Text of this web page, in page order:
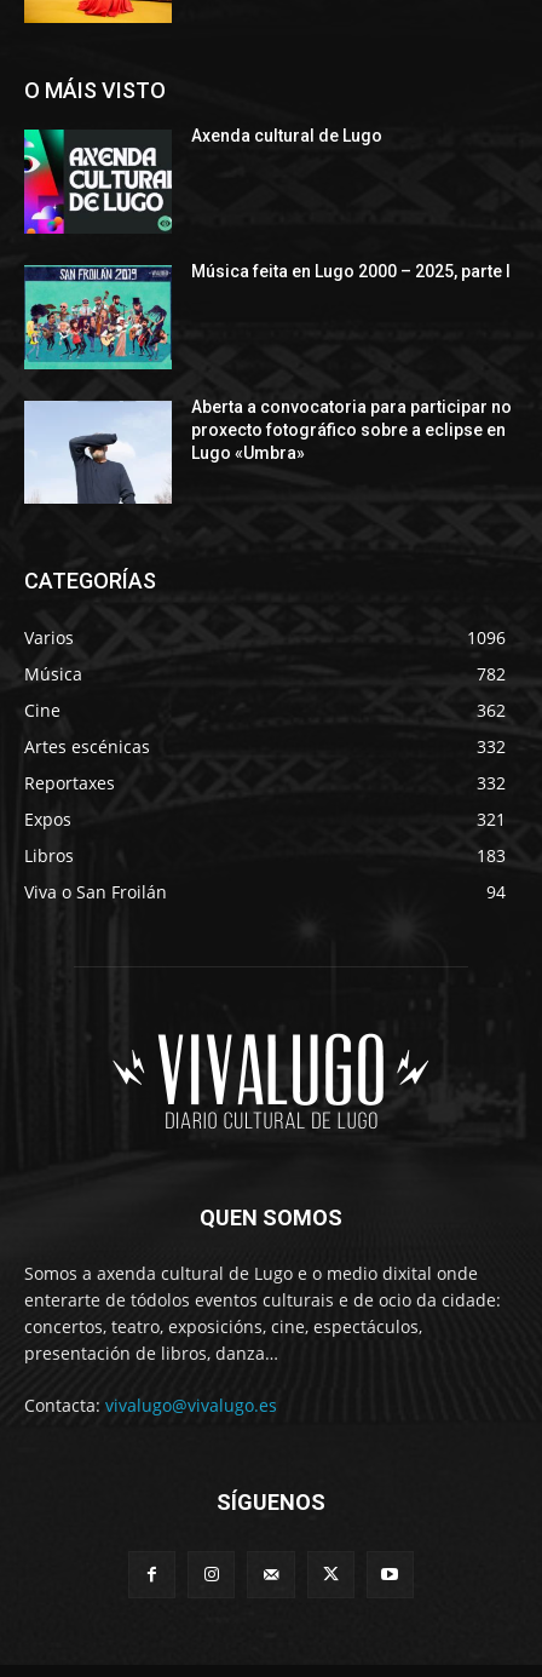
O MÁIS VISTO
Axenda cultural de Lugo
Música feita en Lugo 2000 – 2025, parte I
Aberta a convocatoria para participar no
proxecto fotográfico sobre a eclipse en
Lugo «Umbra»
CATEGORÍAS
Varios
1096
Música
782
Cine
362
Artes escénicas
332
Reportaxes
332
Expos
321
Libros
183
Viva o San Froilán
94
QUEN SOMOS
Somos a axenda cultural de Lugo e o medio dixital onde
enterarte de tódolos eventos culturais e de ocio da cidade:
concertos, teatro, exposicións, cine, espectáculos,
presentación de libros, danza…
Contacta: vivalugo@vivalugo.es
SÍGUENOS